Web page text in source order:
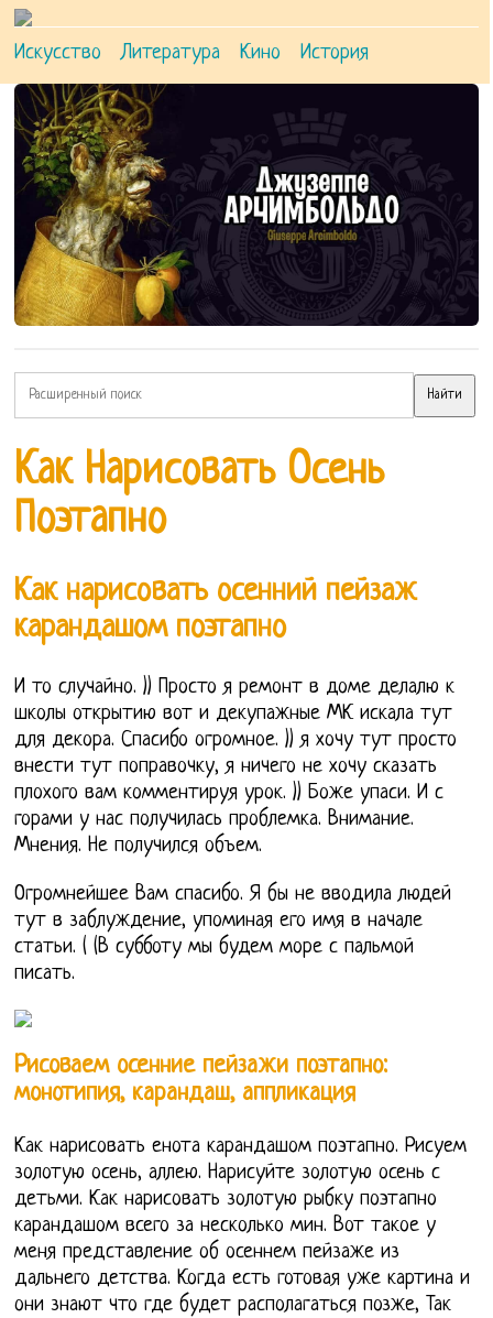
Искусство Литература Кино История
Как Нарисовать Осень
Поэтапно
Как нарисовать осенний пейзаж
карандашом поэтапно
И то случайно. )) Просто я ремонт в доме делалю к
школы открытию вот и декупажные МК искала тут
для декора. Спасибо огромное. )) я хочу тут просто
внести тут поправочку, я ничего не хочу сказать
плохого вам комментируя урок. )) Боже упаси. И с
горами у нас получилась проблемка. Внимание.
Мнения. Не получился объем.
Огромнейшее Вам спасибо. Я бы не вводила людей
тут в заблуждение, упоминая его имя в начале
статьи. ( (В субботу мы будем море с пальмой
писать.
Рисоваем осенние пейзажи поэтапно:
монотипия, карандаш, аппликация
Как нарисовать енота карандашом поэтапно. Рисуем
золотую осень, аллею. Нарисуйте золотую осень с
детьми. Как нарисовать золотую рыбку поэтапно
карандашом всего за несколько мин. Вот такое у
меня представление об осеннем пейзаже из
дальнего детства. Когда есть готовая уже картина и
они знают что где будет располагаться позже, Так